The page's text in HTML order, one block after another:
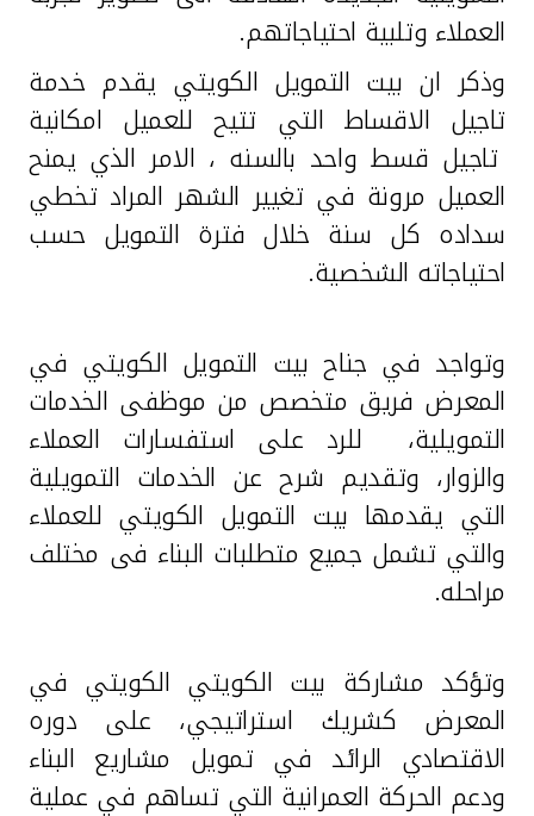
العملاء وتلبية احتياجاتهم.
وذكر ان بيت التمويل الكويتي يقدم خدمة
تاجيل الاقساط التي تتيح للعميل امكانية
تاجيل قسط واحد بالسنه ، الامر الذي يمنح
العميل مرونة في تغيير الشهر المراد تخطي
سداده كل سنة خلال فترة التمويل حسب
احتياجاته الشخصية.
وتواجد في جناح بيت التمويل الكويتي في
المعرض فريق متخصص من موظفى الخدمات
التمويلية، للرد على استفسارات العملاء
والزوار، وتقديم شرح عن الخدمات التمويلية
التي يقدمها بيت التمويل الكويتي للعملاء
والتي تشمل جميع متطلبات البناء فى مختلف
مراحله.
وتؤكد مشاركة بيت الكويتي الكويتي في
المعرض كشريك استراتيجي، على دوره
الاقتصادي الرائد في تمويل مشاريع البناء
ودعم الحركة العمرانية التي تساهم في عملية